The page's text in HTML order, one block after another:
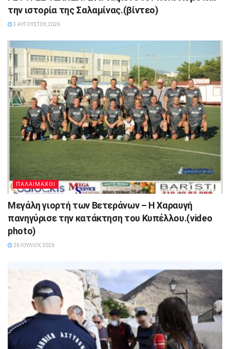
την ιστορία της Σαλαμίνας.(βίντεο)
3 ΑΥΓΟΎΣΤΟΥ, 2026
ΠΑΛΑΙΜΑΧΟΙ
Μεγάλη γιορτή των Βετεράνων – Η Χαραυγή
πανηγύρισε την κατάκτηση του Κυπέλλου.(video
photo)
26 ΙΟΥΛΊΟΥ, 2026